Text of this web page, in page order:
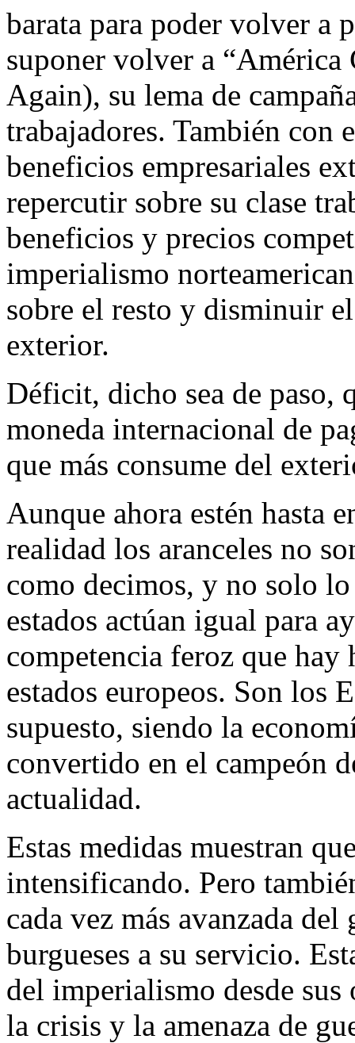
barata para poder volver a
suponer volver a “América
Again), su lema de
trabajadores. También con
beneficios empresariales
repercutir sobre su clase
beneficios y precios
imperialismo
sobre el resto y disminuir
exterior.
Déficit, dicho sea de paso,
moneda internacional de
que más consume del
Aunque ahora estén hasta
realidad los aranceles no
como decimos, y no solo
estados actúan igual para
competencia feroz que
estados europeos. Son los
supuesto, siendo la
convertido en el campeón
actualidad.
Estas medidas muestran
intensificando. Pero
cada vez más avanzada
burgueses a su servicio.
del imperialismo desde sus
la crisis y la amenaza de